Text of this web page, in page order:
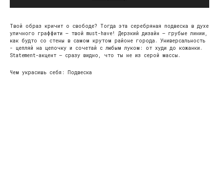
Твой образ кричит о свободе? Тогда эта серебряная подвеска в духе
уличного граффити – твой must-have! Дерзкий дизайн – грубые линии,
как будто со стены в самом крутом районе города. Универсальность
- цепляй на цепочку и сочетай с любым луком: от худи до кожанки.
Statement-акцент – сразу видно, что ты не из серой массы.
Чем украсишь себя: Подвеска